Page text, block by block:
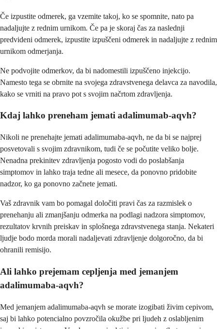
Če izpustite odmerek, ga vzemite takoj, ko se spomnite, nato pa
nadaljujte z rednim urnikom. Če pa je skoraj čas za naslednji
predvideni odmerek, izpustite izpuščeni odmerek in nadaljujte z rednim
urnikom odmerjanja.
Ne podvojite odmerkov, da bi nadomestili izpuščeno injekcijo.
Namesto tega se obrnite na svojega zdravstvenega delavca za navodila,
kako se vrniti na pravo pot s svojim načrtom zdravljenja.
Kdaj lahko preneham jemati adalimumab-aqvh?
Nikoli ne prenehajte jemati adalimumaba-aqvh, ne da bi se najprej
posvetovali s svojim zdravnikom, tudi če se počutite veliko bolje.
Nenadna prekinitev zdravljenja pogosto vodi do poslabšanja
simptomov in lahko traja tedne ali mesece, da ponovno pridobite
nadzor, ko ga ponovno začnete jemati.
Vaš zdravnik vam bo pomagal določiti pravi čas za razmislek o
prenehanju ali zmanjšanju odmerka na podlagi nadzora simptomov,
rezultatov krvnih preiskav in splošnega zdravstvenega stanja. Nekateri
ljudje bodo morda morali nadaljevati zdravljenje dolgoročno, da bi
ohranili remisijo.
Ali lahko prejemam cepljenja med jemanjem
adalimumaba-aqvh?
Med jemanjem adalimumaba-aqvh se morate izogibati živim cepivom,
saj bi lahko potencialno povzročila okužbe pri ljudeh z oslabljenim